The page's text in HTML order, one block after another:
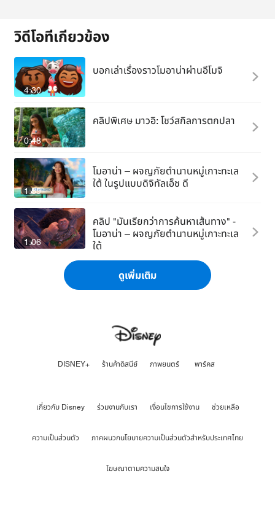
วิดีโอที่เกี่ยวข้อง
4:30
บอกเล่าเรื่องราวโมอาน่าผ่านอีโมจิ
0:48
คลิปพิเศษ มาวอิ: โชว์สกิลการตกปลา
1:59
โมอาน่า – ผจญภัยตำนานหมู่เกาะทะเล
ใต้ ในรูปแบบดิจิทัลเอ็ช ดี
1:06
คลิป "มันเรียกว่าการค้นหาเส้นทาง" -
โมอาน่า – ผจญภัยตำนานหมู่เกาะทะเล
ใต้
ดูเพิ่มเติม
DISNEY+ ร้านค้าดิสนีย์ ภาพยนตร์ พาร์คส
เกี่ยวกับ Disney ร่วมงานกับเรา เงื่อนไขการใช้งาน ช่วยเหลือ
ความเป็นส่วนตัว ภาคผนวกนโยบายความเป็นส่วนตัวสำหรับประเทศไทย
โฆษณาตามความสนใจ